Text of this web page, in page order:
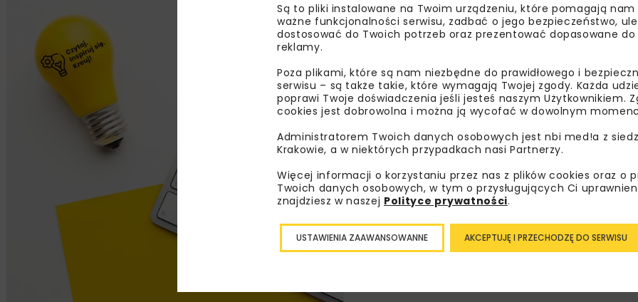
Zapisz się do newslettera aby
branżowe, zaproszenia na wydarzenia,
akcje specjalne.
Zapoznałam/em się zPolityką Prywatności i
otrzymywanie na podany przeze mnie adres e-
newslettera.
Są to pliki instalowane na Twoim urządzeniu, które pomagają nam
ważne funkcjonalności serwisu, zadbać o jego bezpieczeństwo,
dostosować do Twoich potrzeb oraz prezentować dopasowane
reklamy.
Poza plikami, które są nam niezbędne do prawidłowego i
serwisu – są także takie, które wymagają Twojej zgody. Każda
poprawi Twoje doświadczenia jeśli jesteś naszym Użytkownikiem.
cookies jest dobrowolna i można ją wycofać w dowolnym
Administratorem Twoich danych osobowych jest nbi med!a z
Krakowie, a w niektórych przypadkach nasi Partnerzy.
Więcej informacji o korzystaniu przez nas z plików cookies oraz o
Twoich danych osobowych, w tym o przysługujących Ci
znajdziesz w naszej Polityce prywatności.
AKCEPTUJĘ I PRZECHODZĘ DO SERWISU
USTAWIENIA ZAAWANSOWANNE